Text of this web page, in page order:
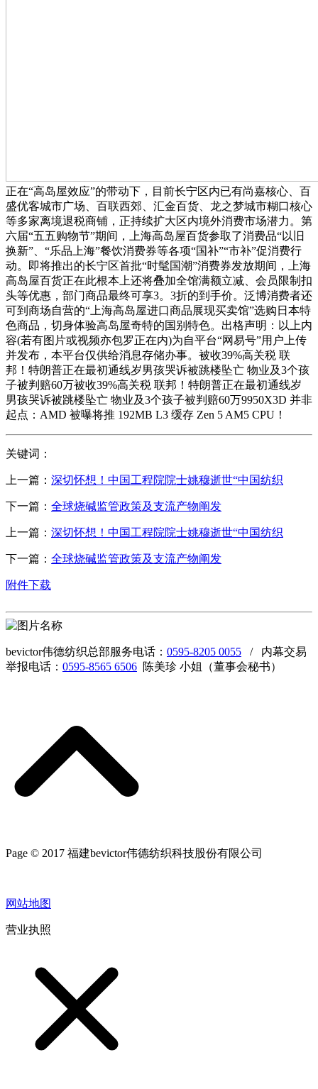
正在“高岛屋效应”的带动下，目前长宁区内已有尚嘉核心、百
盛优客城市广场、百联西郊、汇金百货、龙之梦城市糊口核心
等多家离境退税商铺，正持续扩大区内境外消费市场潜力。第
六届“五五购物节”期间，上海高岛屋百货参取了消费品“以旧
换新”、“乐品上海”餐饮消费券等各项“国补”“市补”促消费行
动。即将推出的长宁区首批“时髦国潮”消费券发放期间，上海
高岛屋百货正在此根本上还将叠加全馆满额立减、会员限制扣
头等优惠，部门商品最终可享3。3折的到手价。泛博消费者还
可到商场自营的“上海高岛屋进口商品展现买卖馆”选购日本特
色商品，切身体验高岛屋奇特的国别特色。出格声明：以上内
容(若有图片或视频亦包罗正在内)为自平台“网易号”用户上传
并发布，本平台仅供给消息存储办事。被收39%高关税 联
邦！特朗普正在最初通线岁男孩哭诉被跳楼坠亡 物业及3个孩
子被判赔60万被收39%高关税 联邦！特朗普正在最初通线岁
男孩哭诉被跳楼坠亡 物业及3个孩子被判赔60万9950X3D 并非
起点：AMD 被曝将推 192MB L3 缓存 Zen 5 AM5 CPU！
关键词：
上一篇： 深切怀想！中国工程院院士姚穆逝世“中国纺织
下一篇： 全球烧碱监管政策及支流产物阐发
上一篇： 深切怀想！中国工程院院士姚穆逝世“中国纺织
下一篇： 全球烧碱监管政策及支流产物阐发
附件下载
bevictor伟德纺织总部服务电话： 0595-8205 0055 / 内幕交易
举报电话： 0595-8565 6506 陈美珍 小姐（董事会秘书）
Page © 2017 福建bevictor伟德纺织科技股份有限公司
网站地图
营业执照